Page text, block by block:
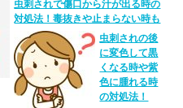
虫刺されで傷口から汁が出る時の
対処法！毒抜きや止まらない時も
虫刺されの後
に変色して黒
くなる時や紫
色に腫れる時
の対処法！